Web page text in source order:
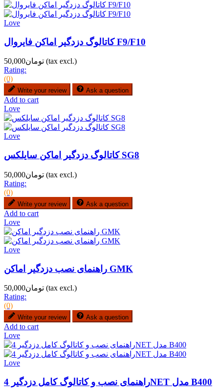
Love
کاتالوگ دزدگیر اماکن فایروال F9/F10
تومان50,000 (tax excl.)
Rating:
(0)
Write your review Ask a question
Add to cart
Love
Love
کاتالوگ دزدگیر اماکن سایلکس SG8
تومان50,000 (tax excl.)
Rating:
(0)
Write your review Ask a question
Add to cart
Love
Love
راهنمای نصب دزدگیر اماکن GMK
تومان50,000 (tax excl.)
Rating:
(0)
Write your review Ask a question
Add to cart
Love
Love
راهنمای نصب و کاتالوگ کامل دزدگیر 4NET مدل B400